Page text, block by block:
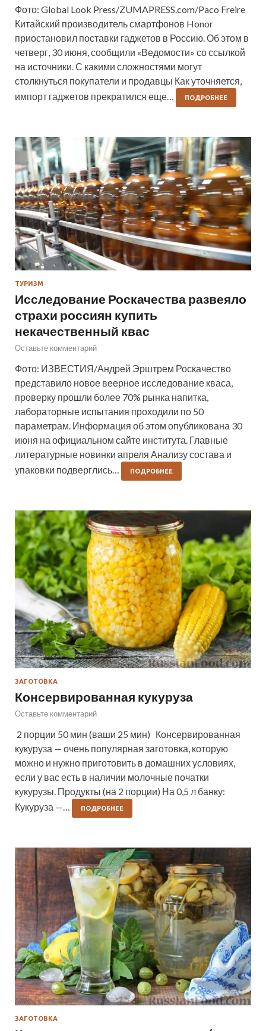
Фото: Global Look Press/ZUMAPRESS.com/Paco Freire
Китайский производитель смартфонов Honor
приостановил поставки гаджетов в Россию. Об этом в
четверг, 30 июня, сообщили «Ведомости» со ссылкой
на источники. С какими сложностями могут
столкнуться покупатели и продавцы Как уточняется,
импорт гаджетов прекратился еще…
ПОДРОБНЕЕ
ТУРИЗМ
Исследование Роскачества развеяло
страхи россиян купить
некачественный квас
Оставьте комментарий
Фото: ИЗВЕСТИЯ/Андрей Эрштрем Роскачество
представило новое веерное исследование кваса,
проверку прошли более 70% рынка напитка,
лабораторные испытания проходили по 50
параметрам. Информация об этом опубликована 30
июня на официальном сайте института. Главные
литературные новинки апреля Анализу состава и
упаковки подверглись…
ПОДРОБНЕЕ
ЗАГОТОВКА
Консервированная кукуруза
Оставьте комментарий
2 порции 50 мин (ваши 25 мин) Консервированная
кукуруза — очень популярная заготовка, которую
можно и нужно приготовить в домашних условиях,
если у вас есть в наличии молочные початки
кукурузы. Продукты (на 2 порции) На 0,5 л банку:
Кукуруза —…
ПОДРОБНЕЕ
ЗАГОТОВКА